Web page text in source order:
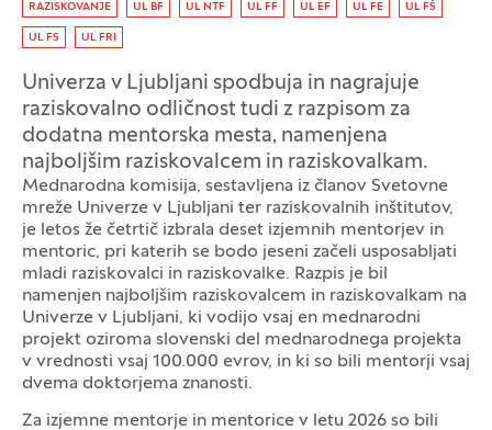
RAZISKOVANJE UL BF UL NTF UL FF UL EF UL FE UL FŠ
UL FS UL FRI
Univerza v Ljubljani spodbuja in nagrajuje
raziskovalno odličnost tudi z razpisom za
dodatna mentorska mesta, namenjena
najboljšim raziskovalcem in raziskovalkam.
Mednarodna komisija, sestavljena iz članov Svetovne
mreže Univerze v Ljubljani ter raziskovalnih inštitutov,
je letos že četrtič izbrala deset izjemnih mentorjev in
mentoric, pri katerih se bodo jeseni začeli usposabljati
mladi raziskovalci in raziskovalke. Razpis je bil
namenjen najboljšim raziskovalcem in raziskovalkam na
Univerze v Ljubljani, ki vodijo vsaj en mednarodni
projekt oziroma slovenski del mednarodnega projekta
v vrednosti vsaj 100.000 evrov, in ki so bili mentorji vsaj
dvema doktorjema znanosti.
Za izjemne mentorje in mentorice v letu 2026 so bili